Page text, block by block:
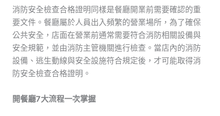
消防安全檢查合格證明同樣是餐廳開業前需要確認的重
要文件。餐廳屬於人員出入頻繁的營業場所，為了確保
公共安全，店面在營業前通常需要符合消防相關設備與
安全規範，並由消防主管機關進行檢查。當店內的消防
設備、逃生動線與安全設施符合規定後，才可能取得消
防安全檢查合格證明。
開餐廳7大流程一次掌握